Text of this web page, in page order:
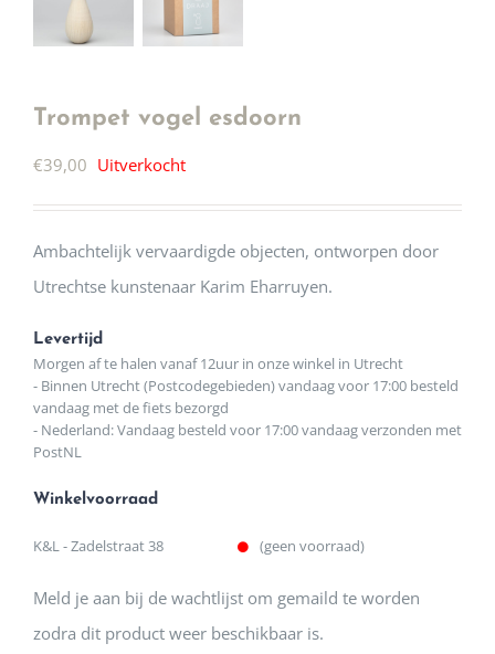
Trompet vogel esdoorn
€39,00 Uitverkocht
Ambachtelijk vervaardigde objecten, ontworpen door
Utrechtse kunstenaar Karim Eharruyen.
Levertijd
Morgen af te halen vanaf 12uur in onze winkel in Utrecht
- Binnen Utrecht (Postcodegebieden) vandaag voor 17:00 besteld
vandaag met de fiets bezorgd
- Nederland: Vandaag besteld voor 17:00 vandaag verzonden met
PostNL
Winkelvoorraad
K&L - Zadelstraat 38 (geen voorraad)
Meld je aan bij de wachtlijst om gemaild te worden
zodra dit product weer beschikbaar is.